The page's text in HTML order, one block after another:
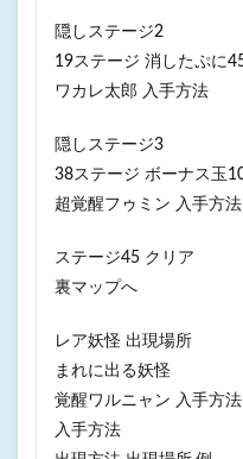
隠しステージ2
19ステージ 消したぷに
ワカレ太郎 入手方法
隠しステージ3
38ステージ ボーナス玉
超覚醒フゥミン 入手方法
ステージ45 クリア
裏マップへ
レア妖怪 出現場所
まれに出る妖怪
覚醒ワルニャン 入手方法
入手方法